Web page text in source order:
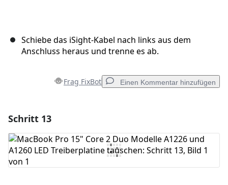
Schiebe das iSight-Kabel nach links aus dem
Anschluss heraus und trenne es ab.
Frag FixBot Einen Kommentar hinzufügen
Kommentar hinzufügen
Schritt 13